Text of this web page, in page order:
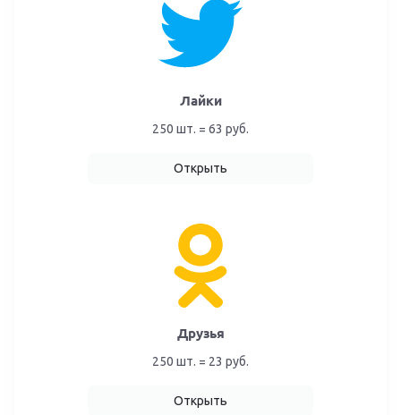
Лайки
250 шт. = 63 руб.
Открыть
Друзья
250 шт. = 23 руб.
Открыть